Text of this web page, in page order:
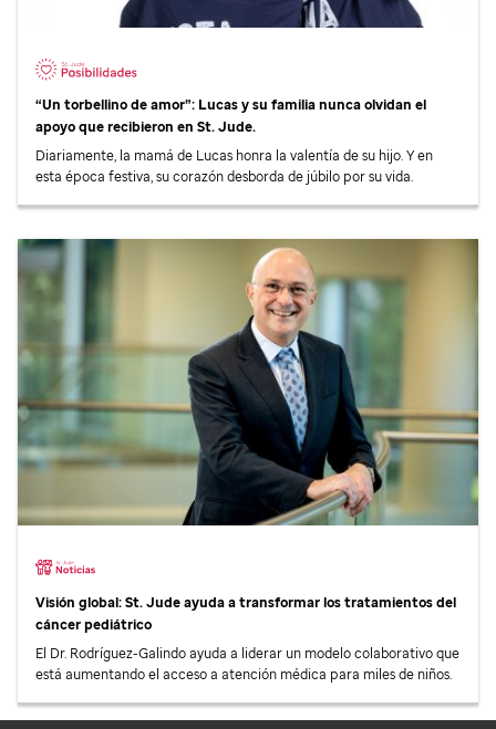
“Un torbellino de amor”: Lucas y su familia nunca olvidan el
apoyo que recibieron en St. Jude.
Diariamente, la mamá de Lucas honra la valentía de su hijo. Y en
esta época festiva, su corazón desborda de júbilo por su vida.
Visión global:St. Judeayuda a transformar los tratamientos del
cáncer pediátrico
El Dr. Rodríguez-Galindo ayuda a liderar un modelo colaborativo que
está aumentando el acceso a atención médica para miles de niños.